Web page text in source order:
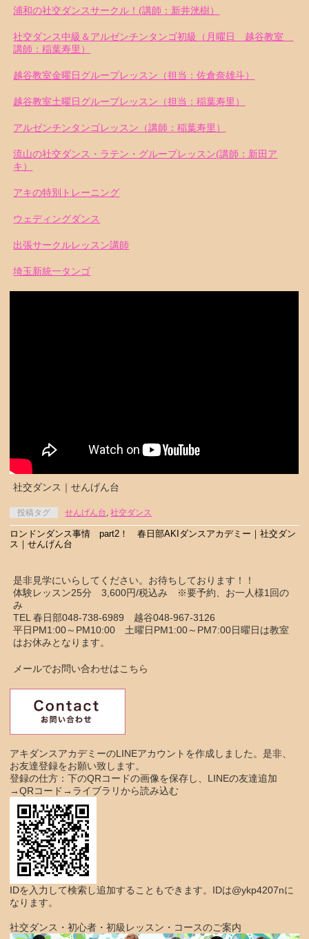
浦和の社交ダンスサークル！(講師：新井洸樹）
社交ダンス中級＆アルゼンチンタンゴ初級（月曜日 越谷教室
講師：稲葉寿里）
越谷教室金曜日グループレッスン（担当：佐倉奈雄斗）
越谷教室土曜日グループレッスン（担当：稲葉寿里）
アルゼンチンタンゴレッスン（講師：稲葉寿里）
流山の社交ダンス・ラテン・グループレッスン(講師：新田ア
キ）
アキの特別トレーニング
ウェディングダンス
出張サークルレッスン講師
埼玉新統一タンゴ
社交ダンス｜せんげん台
投稿タグ せんげん台,社交ダンス
ロンドンダンス事情 part2！ 春日部AKIダンスアカデミー｜社交ダン
ス｜せんげん台
是非見学にいらしてください。お待ちしております！！
体験レッスン25分 3,600円/税込み ※要予約、お一人様1回の
み
TEL 春日部048-738-6989 越谷048-967-3126
平日PM1:00～PM10:00 土曜日PM1:00～PM7:00日曜日は教室
はお休みとなります。
メールでお問い合わせはこちら
アキダンスアカデミーのLINEアカウントを作成しました。是非、
お友達登録をお願い致します。
登録の仕方：下のQRコードの画像を保存し、LINEの友達追加
→QRコード→ライブラリから読み込む
IDを入力して検索し追加することもできます。IDは@ykp4207nに
なります。
社交ダンス・初心者・初級レッスン・コースのご案内